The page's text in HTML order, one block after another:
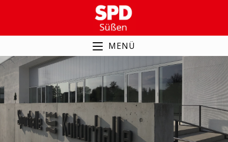
MENÜ
Sascha Binder in Süßen
zum Landtagskandidaten
nominiert